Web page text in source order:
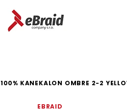
100% KANEKALON OMBRE 2-2
EBRAID